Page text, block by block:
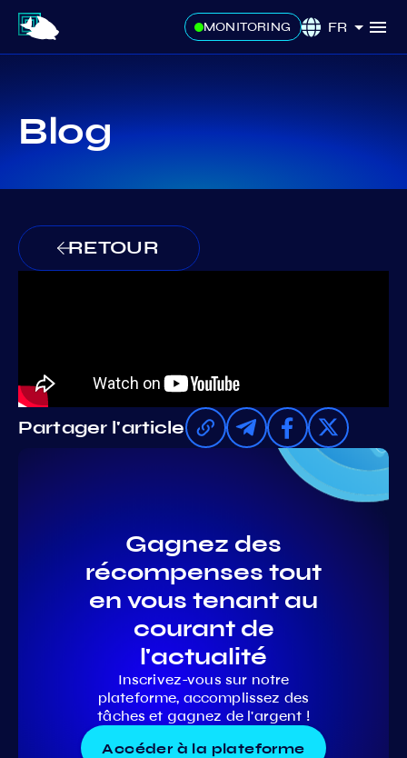
MONITORING FR
Blog
RETOUR
Partager l'article
Gagnez des
récompenses tout
en vous tenant au
courant de
l'actualité
Inscrivez-vous sur notre
plateforme, accomplissez des
tâches et gagnez de l'argent !
Accéder à la plateforme